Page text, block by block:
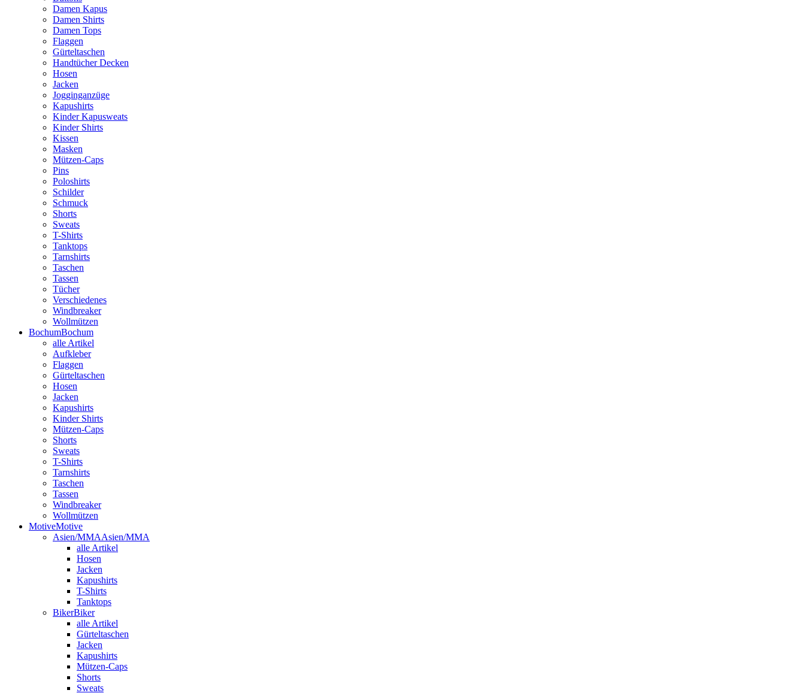
Damen Kapus
Damen Shirts
Damen Tops
Flaggen
Gürteltaschen
Handtücher Decken
Hosen
Jacken
Jogginganzüge
Kapushirts
Kinder Kapusweats
Kinder Shirts
Kissen
Masken
Mützen-Caps
Pins
Poloshirts
Schilder
Schmuck
Shorts
Sweats
T-Shirts
Tanktops
Tarnshirts
Taschen
Tassen
Tücher
Verschiedenes
Windbreaker
Wollmützen
BochumBochum
alle Artikel
Aufkleber
Flaggen
Gürteltaschen
Hosen
Jacken
Kapushirts
Kinder Shirts
Mützen-Caps
Shorts
Sweats
T-Shirts
Tarnshirts
Taschen
Tassen
Windbreaker
Wollmützen
MotiveMotive
Asien/MMAAsien/MMA
alle Artikel
Hosen
Jacken
Kapushirts
T-Shirts
Tanktops
BikerBiker
alle Artikel
Gürteltaschen
Jacken
Kapushirts
Mützen-Caps
Shorts
Sweats